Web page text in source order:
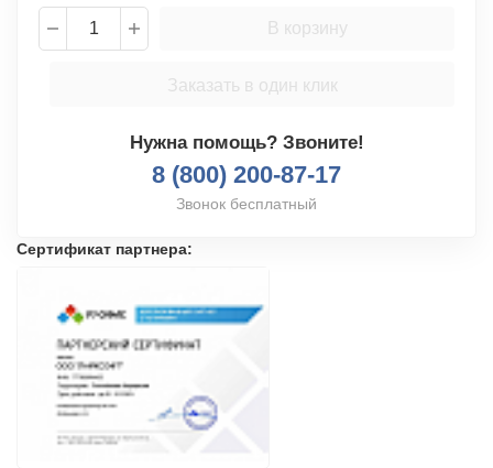
В корзину
Заказать в один клик
Нужна помощь? Звоните!
8 (800) 200-87-17
Звонок бесплатный
Сертификат партнера: